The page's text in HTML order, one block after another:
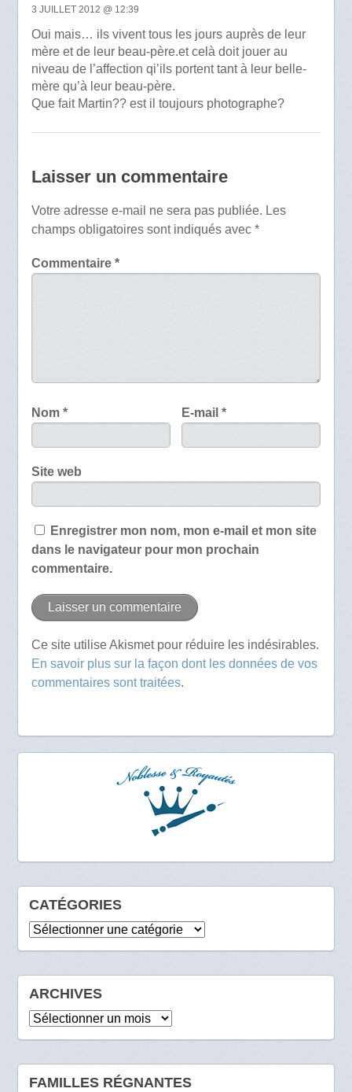
3 JUILLET 2012 @ 12:39
Oui mais… ils vivent tous les jours auprès de leur
mère et de leur beau-père.et celà doit jouer au
niveau de l’affection qi’ils portent tant à leur belle-
mère qu’à leur beau-père.
Que fait Martin?? est il toujours photographe?
Laisser un commentaire
Votre adresse e-mail ne sera pas publiée. Les
champs obligatoires sont indiqués avec *
Commentaire *
Nom * E-mail*
Site web
Enregistrer mon nom, mon e-mail et mon site
dans le navigateur pour mon prochain
commentaire.
Ce site utilise Akismet pour réduire les indésirables.
En savoir plus sur la façon dont les données de vos
commentaires sont traitées.
CATÉGORIES
Catégories
ARCHIVES
Archives
FAMILLES RÉGNANTES